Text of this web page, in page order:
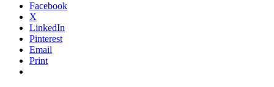
Facebook
X
LinkedIn
Pinterest
Email
Print